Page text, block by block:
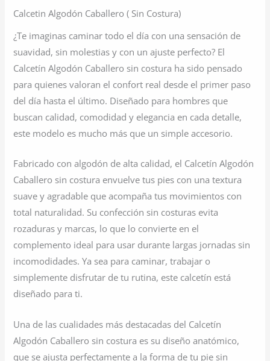
Calcetin Algodón Caballero ( Sin Costura)
¿Te imaginas caminar todo el día con una sensación de
suavidad, sin molestias y con un ajuste perfecto? El
Calcetín Algodón Caballero sin costura ha sido pensado
para quienes valoran el confort real desde el primer paso
del día hasta el último. Diseñado para hombres que
buscan calidad, comodidad y elegancia en cada detalle,
este modelo es mucho más que un simple accesorio.
Fabricado con algodón de alta calidad, el Calcetín Algodón
Caballero sin costura envuelve tus pies con una textura
suave y agradable que acompaña tus movimientos con
total naturalidad. Su confección sin costuras evita
rozaduras y marcas, lo que lo convierte en el
complemento ideal para usar durante largas jornadas sin
incomodidades. Ya sea para caminar, trabajar o
simplemente disfrutar de tu rutina, este calcetín está
diseñado para ti.
Una de las cualidades más destacadas del Calcetín
Algodón Caballero sin costura es su diseño anatómico,
que se ajusta perfectamente a la forma de tu pie sin